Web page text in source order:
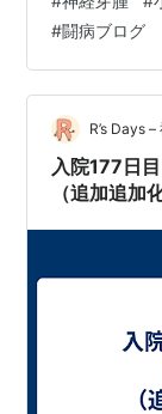
中」……「原発
い。温存して
ました。 読ん
きました。 そ
われましたが
もしれない
#闘病ブログ
R’s Days
入院177日
（追加追加